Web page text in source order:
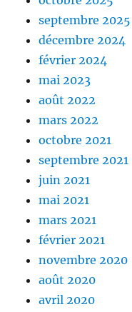
septembre 2025
décembre 2024
février 2024
mai 2023
août 2022
mars 2022
octobre 2021
septembre 2021
juin 2021
mai 2021
mars 2021
février 2021
novembre 2020
août 2020
avril 2020